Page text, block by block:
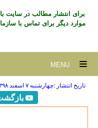
برای انتشار مطالب در سايت
موارد ديگر برای تماس با
تاریخ انتشار :چهارشنبه ۷ اسفند ۱۳۹۸ برابر با ۲۶ فوريه ۲۰۲۰